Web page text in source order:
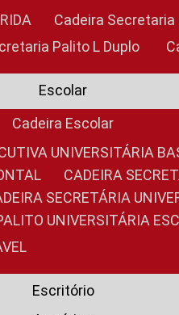
Cadeira
Palito L Duplo
Escolar
Cadeira Escolar
UNIVERSITÁRIA
CADEIRA
SECRETÁRIA
UNIVERSITÁRIA
Escritório